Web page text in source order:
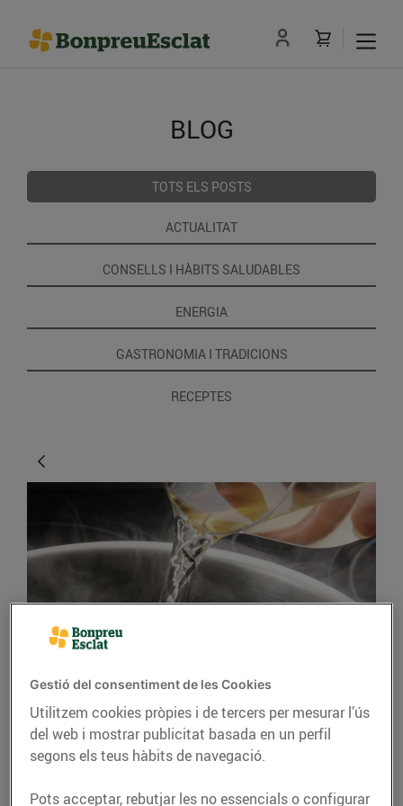
BLOG
TOTS ELS POSTS
ACTUALITAT
CONSELLS I HÀBITS SALUDABLES
ENERGIA
GASTRONOMIA I TRADICIONS
RECEPTES
Consells per cuinar
amb vi
15/de setembre/2021
Gestió del consentiment de les Cookies
Utilitzem cookies pròpies i de tercers per mesurar l’ús
del web i mostrar publicitat basada en un perfil
segons els teus hàbits de navegació.
Pots acceptar, rebutjar les no essencials o configurar